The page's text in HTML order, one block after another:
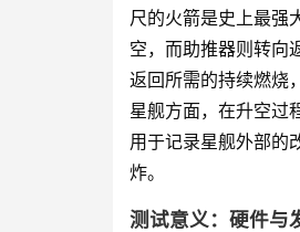
尺的火箭是史上最强
空，而助推器则转向
返回所需的持续燃烧
星舰方面，在升空过
用于记录星舰外部的
炸。
测试意义：硬件与